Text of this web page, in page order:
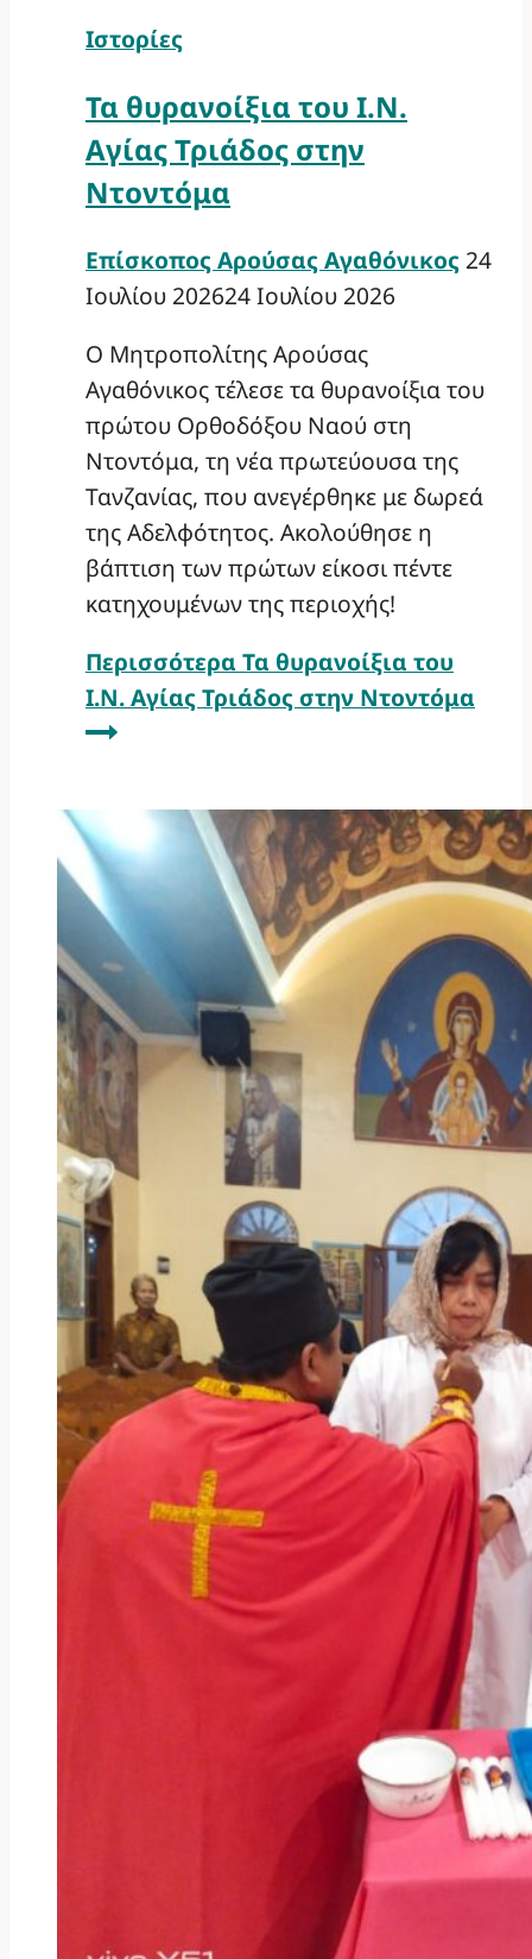
Ιστορίες
Τα θυρανοίξια του Ι.Ν.
Αγίας Τριάδος στην
Ντοντόμα
Επίσκοπος Αρούσας Αγαθόνικος 24
Ιουλίου 202624 Ιουλίου 2026
Ο Μητροπολίτης Αρούσας
Αγαθόνικος τέλεσε τα θυρανοίξια του
πρώτου Ορθοδόξου Ναού στη
Ντοντόμα, τη νέα πρωτεύουσα της
Τανζανίας, που ανεγέρθηκε με δωρεά
της Αδελφότητος. Ακολούθησε η
βάπτιση των πρώτων είκοσι πέντε
κατηχουμένων της περιοχής!
Περισσότερα Τα θυρανοίξια του
Ι.Ν. Αγίας Τριάδος στην Ντοντόμα